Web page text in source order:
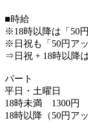
■時給
※18時以降は「50
※日祝も「50円アッ
⇒日祝 + 18時以降
パート
平日・土曜日
18時未満 1300円
18時以降（50円ア